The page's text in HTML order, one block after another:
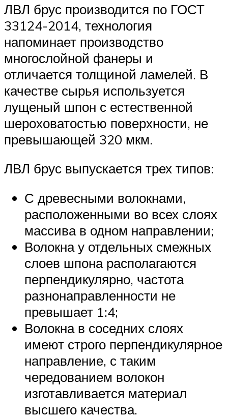
ЛВЛ брус производится по ГОСТ
33124-2014, технология
напоминает производство
многослойной фанеры и
отличается толщиной ламелей. В
качестве сырья используется
лущеный шпон с естественной
шероховатостью поверхности, не
превышающей 320 мкм.
ЛВЛ брус выпускается трех типов:
С древесными волокнами,
расположенными во всех слоях
массива в одном направлении;
Волокна у отдельных смежных
слоев шпона располагаются
перпендикулярно, частота
разнонаправленности не
превышает 1:4;
Волокна в соседних слоях
имеют строго перпендикулярное
направление, с таким
чередованием волокон
изготавливается материал
высшего качества.